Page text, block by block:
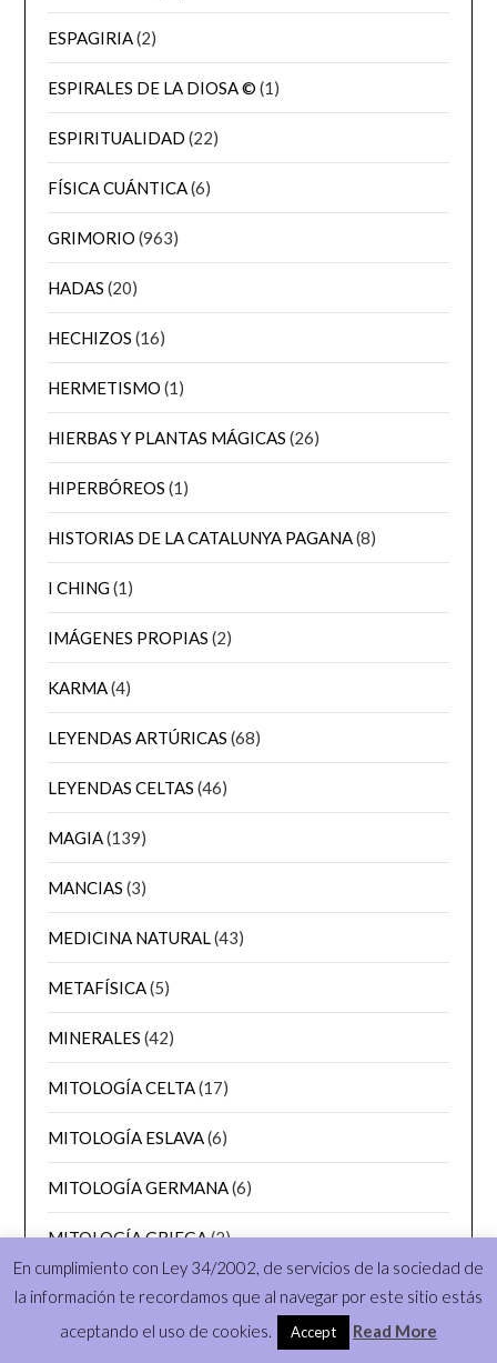
ESPAGIRIA(2)
ESPIRALES DE LA DIOSA © (1)
ESPIRITUALIDAD (22)
FÍSICA CUÁNTICA(6)
GRIMORIO (963)
HADAS (20)
HECHIZOS (16)
HERMETISMO (1)
HIERBAS Y PLANTAS MÁGICAS (26)
HIPERBÓREOS (1)
HISTORIAS DE LA CATALUNYA PAGANA(8)
I CHING(1)
IMÁGENES PROPIAS (2)
KARMA(4)
LEYENDAS ARTÚRICAS (68)
LEYENDAS CELTAS (46)
MAGIA(139)
MANCIAS (3)
MEDICINA NATURAL(43)
METAFÍSICA(5)
MINERALES (42)
MITOLOGÍA CELTA(17)
MITOLOGÍA ESLAVA(6)
MITOLOGÍA GERMANA(6)
MITOLOGÍA GRIEGA(2)
MITOLOGÍA NÓRDICA
MITOLOGÍA ROMANA(2)
En cumplimiento con Ley 34/2002, de servicios de la sociedad de
la información te recordamos que al navegar por este sitio estás
aceptando el uso de cookies.
Accept Read More